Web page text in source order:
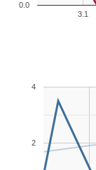
3.1
0.0
2
4